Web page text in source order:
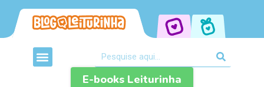
E-books Leiturinha